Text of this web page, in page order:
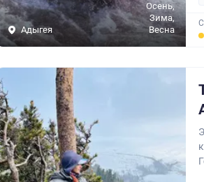
Адыгея
Осень,
Зима,
Весна